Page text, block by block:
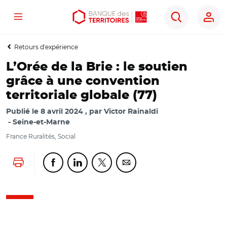
Aller
contenu
Aller
menu
Ouvrir
outils
Menu
Rechercher
Retours d'expérience
L’Orée de la Brie : le soutien
grâce à une convention
territoriale globale (77)
Publié le 8 avril 2024 par Victor Rainaldi
Seine-et-Marne
France Ruralités, Social
Lancer l'impressionPartager cette page sur Facebook
Partager cette page sur Linkedin
Partager cette page sur Twitter
Partager cette page sur